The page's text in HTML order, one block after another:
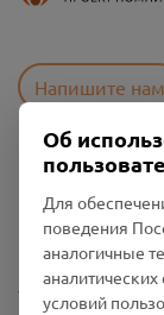
Напишите нам
Политика
Промо-материалы
Настройки cookies
Об
Для
поведения
аналогичные
условий